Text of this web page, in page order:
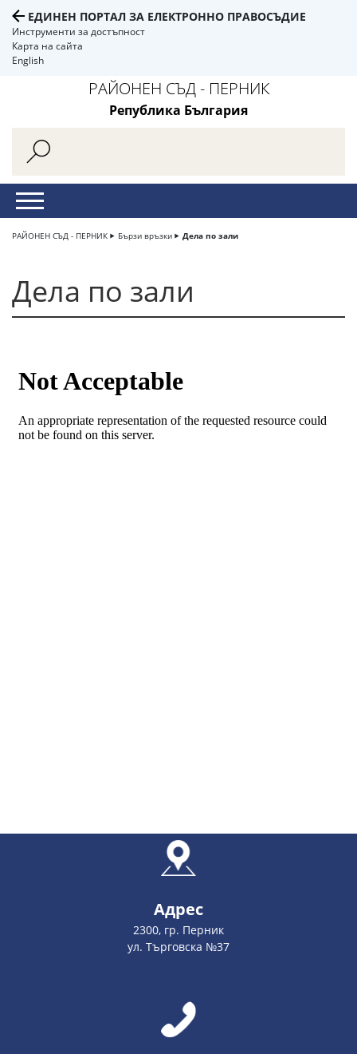
ЕДИНЕН ПОРТАЛ ЗА ЕЛЕКТРОННО ПРАВОСЪДИЕ
Инструменти за достъпност
Карта на сайта
English
РАЙОНЕН СЪД - ПЕРНИК
Република България
РАЙОНЕН СЪД - ПЕРНИК Бързи връзки Дела по зали
Дела по зали
Адрес
2300, гр. Перник
ул. Търговска №37